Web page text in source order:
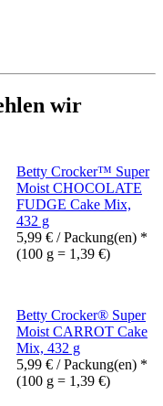
wir
Betty Crocker™ Super
Moist CHOCOLATE
FUDGE Cake Mix,
432 g
5,99 € / Packung(en) *
(100 g = 1,39 €)
Betty Crocker® Super
Moist CARROT Cake
Mix, 432 g
5,99 € / Packung(en) *
(100 g = 1,39 €)